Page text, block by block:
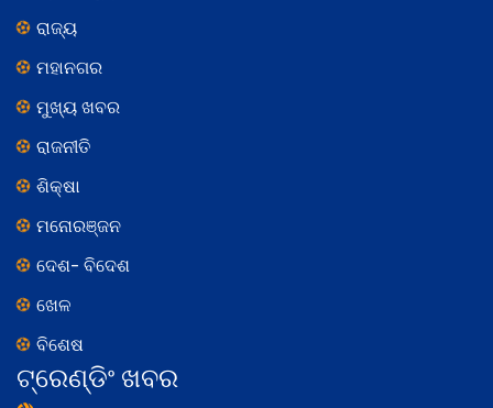
ରାଜ୍ୟ
ମହାନଗର
ମୁଖ୍ୟ ଖବର
ରାଜନୀତି
ଶିକ୍ଷା
ମନୋରଞ୍ଜନ
ଦେଶ- ବିଦେଶ
ଖେଳ
ବିଶେଷ
ଟ୍ରେଣ୍ଡିଂ ଖବର